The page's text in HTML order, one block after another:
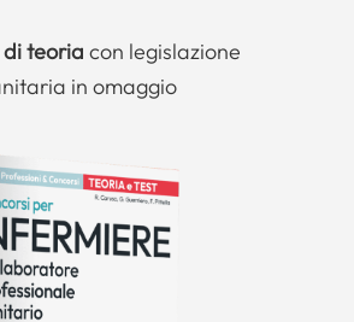
di teoria con legislazione
in omaggio